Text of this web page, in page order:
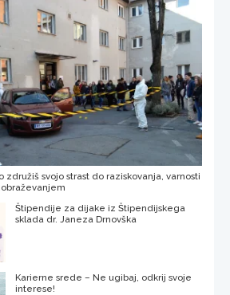
združiš svojo strast do raziskovanja, varnosti
Štipendije za dijake iz Štipendijskega
sklada dr. Janeza Drnovška
Karierne srede – Ne ugibaj, odkrij svoje
interese!